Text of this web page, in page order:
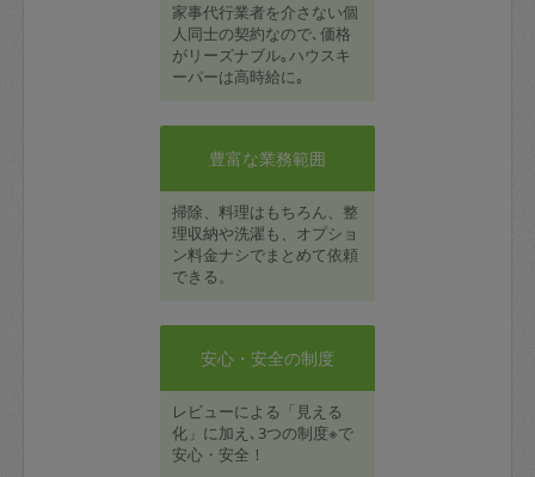
家事代行業者を介さない個
人同士の契約なので､価格
がリーズナブル｡ハウスキ
ーパーは高時給に｡
豊富な業務範囲
掃除、料理はもちろん、整
理収納や洗濯も、オプショ
ン料金ナシでまとめて依頼
できる。
安心・安全の制度
レビューによる「見える
化」に加え､3つの制度※で
安心・安全！